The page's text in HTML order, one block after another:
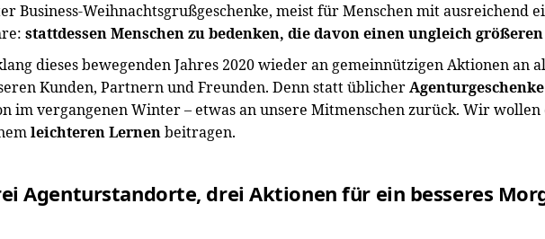
Business-Weihnachtsgrußgeschenke, meist für Menschen mit ausreichend
stattdessen Menschen zu bedenken, die davon einen ungleich
dieses bewegenden Jahres 2020 wieder an gemeinnützigen Aktionen an
Kunden, Partnern und Freunden. Denn statt üblicherAgenturgeschenke
im vergangenen Winter – etwas an unsere Mitmenschen zurück. Wir
leichteren Lernenbeitragen.
Agenturstandorte, drei Aktionen für ein besseres